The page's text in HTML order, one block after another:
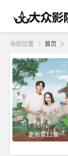
当前位置 首页
更新第12集